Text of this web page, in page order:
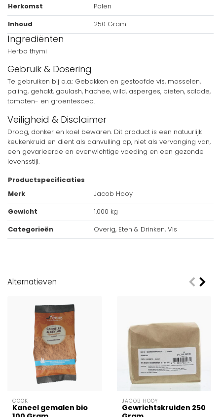
Herkomst
Polen
Inhoud
250 Gram
Ingrediënten
Herba thymi
Gebruik & Dosering
Te gebruiken bij o.a.: Gebakken en gestoofde vis, mosselen,
paling, gehakt, goulash, hachee, wild, asperges, bieten, salade,
tomaten- en groentesoep.
Veiligheid & Disclaimer
Droog, donker en koel bewaren. Dit product is een natuurlijk
keukenkruid en dient als aanvulling op, niet als vervanging van,
een gevarieerde en evenwichtige voeding en een gezonde
levensstijl.
Productspecificaties
Merk
Jacob Hooy
Gewicht
1.000 kg
Categorieën
Overig, Eten & Drinken, Vis
Alternatieven
COOK
Kaneel gemalen bio
JACOB HOOY
Gewrichtskruiden 250